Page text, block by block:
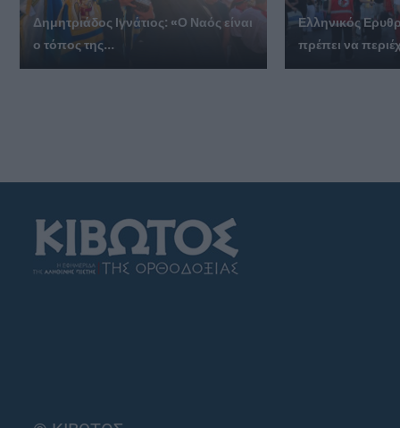
Δημητριάδος Ιγνάτιος: «Ο Ναός είναι
ο τόπος της...
Ελληνικός
πρέπει να